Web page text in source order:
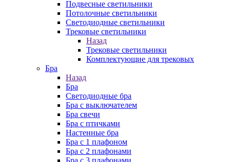
Подвесные светильники
Потолочные светильники
Светодиодные светильники
Трековые светильники
Назад
Трековые светильники
Комплектующие для трековых
Бра
Назад
Бра
Светодиодные бра
Бра с выключателем
Бра свечи
Бра с птичками
Настенные бра
Бра с 1 плафоном
Бра с 2 плафонами
Бра с 3 плафонами